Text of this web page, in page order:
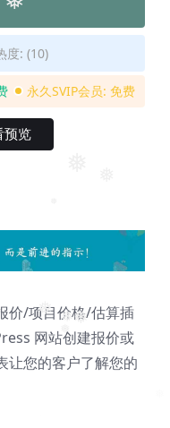
❅
❅
❅ ❅
❅
度: (10)
永久SVIP会员: 免费
预览
价/项目价格/估算插
网站创建报价或
让您的客户了解您的